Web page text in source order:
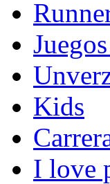
Kids
I love